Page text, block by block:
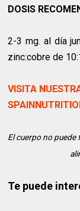
DOSIS
2-3 mg. al día
zinc:cobre de
VISITA
El cuerpo no
Te puede